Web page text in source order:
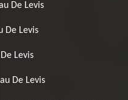
De Levis
De Levis
Levis
De Levis